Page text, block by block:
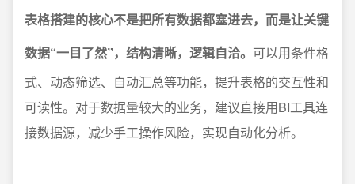
表格搭建的核心不是把所有数据都塞进去，而是让关键
数据“一目了然”，结构清晰，逻辑自洽。 可以用条件格
式、动态筛选、自动汇总等功能，提升表格的交互性和
可读性。对于数据量较大的业务，建议直接用BI工具连
接数据源，减少手工操作风险，实现自动化分析。